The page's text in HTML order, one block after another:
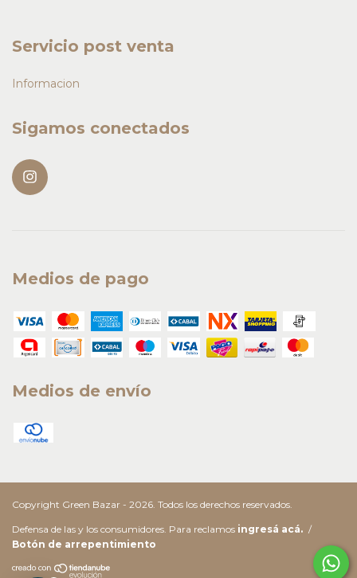
Servicio post venta
Informacion
Sigamos conectados
Medios de pago
Medios de envío
Copyright Green Bazar - 2026. Todos los derechos reservados.
Defensa de las y los consumidores. Para reclamos ingresá acá. /
Botón de arrepentimiento